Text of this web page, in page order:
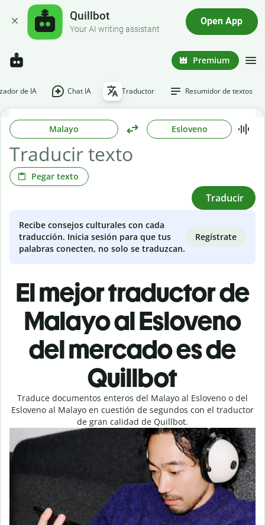
Quillbot
Your AI writing assistant
Open App
Premium
de IA Chat IA Traductor Resumidor de textos
Malayo Esloveno
Pegar texto
Traducir
Recibe consejos culturales con cada
traducción. Inicia sesión para que tus
palabras conecten, no solo se traduzcan.
Regístrate
El mejor traductor de
Malayo al Esloveno
del mercado es de
Quillbot
Traduce documentos enteros del Malayo al Esloveno o del
Esloveno al Malayo en cuestión de segundos con el traductor
de gran calidad de Quillbot.